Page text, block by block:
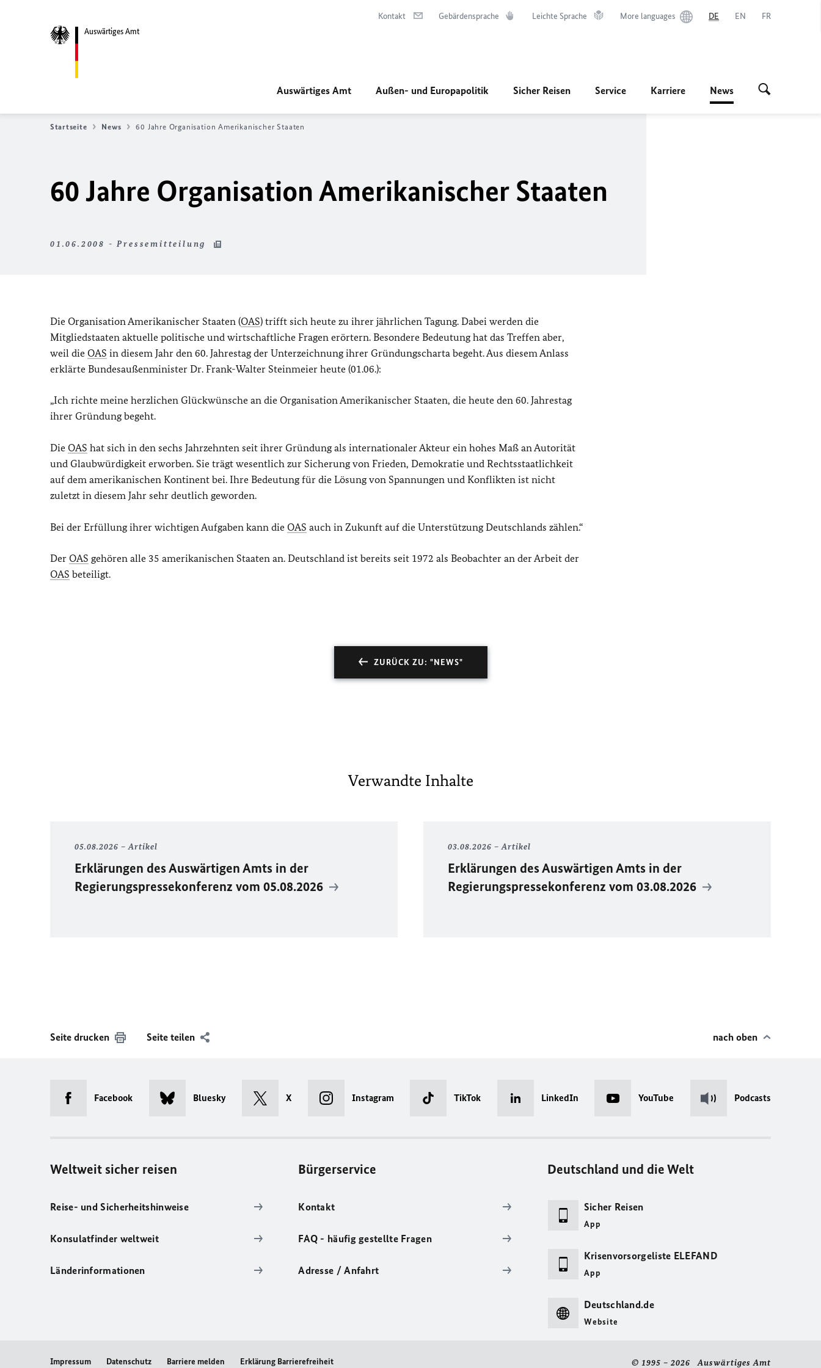
Auswärtiges Amt
Kontakt Gebärdensprache Leichte Sprache More languages DE EN FR
Auswärtiges Amt Außen- und Europapolitik Sicher Reisen Service Karriere News
Startseite News 60 Jahre Organisation Amerikanischer Staaten
60 Jahre Organisation Amerikanischer Staaten
01.06.2008 - Pressemitteilung
Die Organisation Amerikanischer Staaten (OAS) trifft sich heute zu ihrer jährlichen Tagung. Dabei werden die
Mitgliedstaaten aktuelle politische und wirtschaftliche Fragen erörtern. Besondere Bedeutung hat das Treffen aber,
weil die OAS in diesem Jahr den 60. Jahrestag der Unterzeichnung ihrer Gründungscharta begeht. Aus diesem Anlass
erklärte Bundesaußenminister Dr. Frank-Walter Steinmeier heute (01.06.):
„Ich richte meine herzlichen Glückwünsche an die Organisation Amerikanischer Staaten, die heute den 60. Jahrestag
ihrer Gründung begeht.
Die OAS hat sich in den sechs Jahrzehnten seit ihrer Gründung als internationaler Akteur ein hohes Maß an Autorität
und Glaubwürdigkeit erworben. Sie trägt wesentlich zur Sicherung von Frieden, Demokratie und Rechtsstaatlichkeit
auf dem amerikanischen Kontinent bei. Ihre Bedeutung für die Lösung von Spannungen und Konflikten ist nicht
zuletzt in diesem Jahr sehr deutlich geworden.
Bei der Erfüllung ihrer wichtigen Aufgaben kann die OAS auch in Zukunft auf die Unterstützung Deutschlands zählen.“
Der OAS gehören alle 35 amerikanischen Staaten an. Deutschland ist bereits seit 1972 als Beobachter an der Arbeit der
OAS beteiligt.
ZURÜCK ZU: "NEWS"
Verwandte Inhalte
05.08.2026 Artikel
Erklärungen des Auswärtigen Amts in der
Regierungspressekonferenz vom 05.08.2026
03.08.2026 Artikel
Erklärungen des Auswärtigen Amts in der
Regierungspressekonferenz vom 03.08.2026
Seite drucken Seite teilen nach oben
Facebook Bluesky X Instagram TikTok LinkedIn YouTube Podcasts
Weltweit sicher reisen
Reise- und Sicherheitshinweise
Konsulatfinder weltweit
Länderinformationen
Bürgerservice
Kontakt
FAQ - häufig gestellte Fragen
Adresse / Anfahrt
Deutschland und die Welt
Sicher Reisen
App
Krisenvorsorgeliste ELEFAND
App
Deutschland.de
Website
Impressum Datenschutz Barriere melden Erklärung Barrierefreiheit © 1995 – 2026 Auswärtiges Amt